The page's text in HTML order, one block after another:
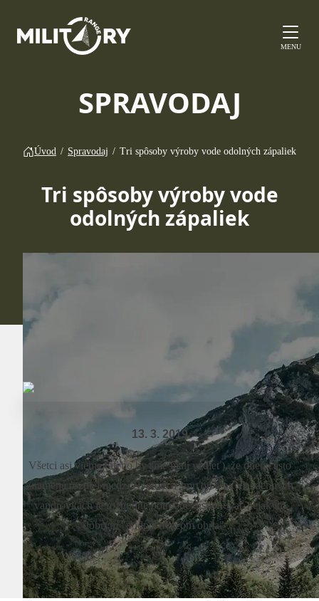
MENU
SPRAVODAJ
Úvod / Spravodaj / Tri spôsoby výroby vode odolných zápaliek
Tri spôsoby výroby vode
odolných zápaliek
13. 3. 2019
Všetci asi vieme (alebo by sme mali vedieť), že oheň často
znamená rozdiel medzi životom a smrťou a na viacdenných
vandrovkách je rozhodne potrebné disponovať nejakým
dobrým "podpaľovačom ohňa" ...